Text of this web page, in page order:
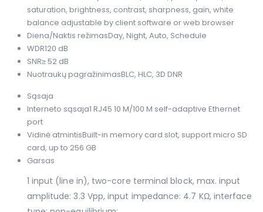
saturation, brightness, contrast, sharpness, gain, white
balance adjustable by client software or web browser
Diena/Naktis režimasDay, Night, Auto, Schedule
WDR120 dB
SNR≥ 52 dB
Nuotraukų pagražinimasBLC, HLC, 3D DNR
Sąsaja
Interneto sąsaja1 RJ45 10 M/100 M self-adaptive Ethernet
port
Vidinė atmintisBuilt-in memory card slot, support micro SD
card, up to 256 GB
Garsas
1 input (line in), two-core terminal block, max. input
amplitude: 3.3 Vpp, input impedance: 4.7 KΩ, interface